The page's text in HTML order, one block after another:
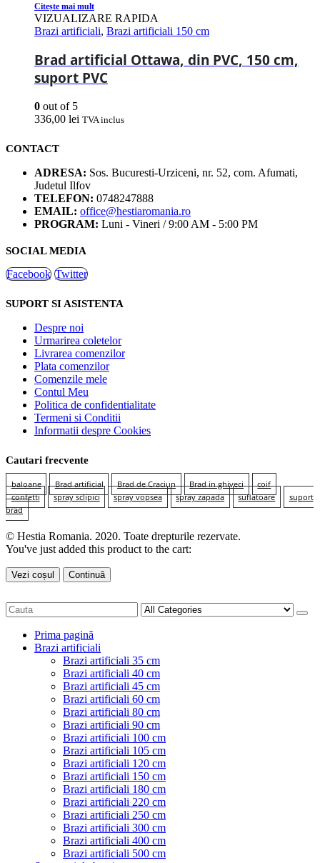
Citește mai mult
VIZUALIZARE RAPIDA
Brazi artificiali, Brazi artificiali 150 cm
Brad artificial Ottawa, din PVC, 150 cm,
suport PVC
0 out of 5
336,00 lei TVA inclus
CONTACT
ADRESA: Sos. Bucuresti-Urziceni, nr. 52, com. Afumati,
Judetul Ilfov
TELEFON: 0748247888
EMAIL: office@hestiaromania.ro
PROGRAM: Luni - Vineri / 9:00 AM - 5:00 PM
SOCIAL MEDIA
Facebook Twitter
SUPORT SI ASISTENTA
Despre noi
Urmarirea coletelor
Livrarea comenzilor
Plata comenzilor
Comenzile mele
Contul Meu
Politica de confidentialitate
Termeni si Conditii
Informatii despre Cookies
Cautari frecvente
baloane Brad artificial Brad de Craciun Brad in ghiveci
coif
confetti
spray sclipici spray vopsea spray zapada suflatoare
suport
brad
© Hestia Romania. 2020. Toate drepturile rezervate.
You've just added this product to the cart:
Vezi coșul Continuă
Prima pagină
Brazi artificiali
Brazi artificiali 35 cm
Brazi artificiali 40 cm
Brazi artificiali 45 cm
Brazi artificiali 60 cm
Brazi artificiali 80 cm
Brazi artificiali 90 cm
Brazi artificiali 100 cm
Brazi artificiali 105 cm
Brazi artificiali 120 cm
Brazi artificiali 150 cm
Brazi artificiali 180 cm
Brazi artificiali 220 cm
Brazi artificiali 250 cm
Brazi artificiali 300 cm
Brazi artificiali 400 cm
Brazi artificiali 500 cm